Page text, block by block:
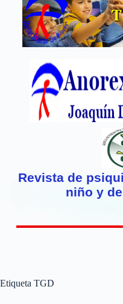
Revista de
niño y
Etiqueta TGD